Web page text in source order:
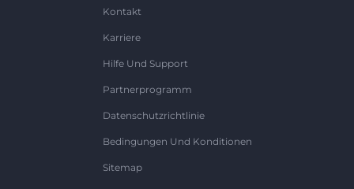
Kontakt
Karriere
Hilfe Und Support
Partnerprogramm
Datenschutzrichtlinie
Bedingungen Und Konditionen
Sitemap